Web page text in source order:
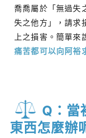
喬喬屬於「無過失
失之他方」，請求
上之損害。簡單來
痛苦都可以向阿裕
Q：當
東西怎麼辦